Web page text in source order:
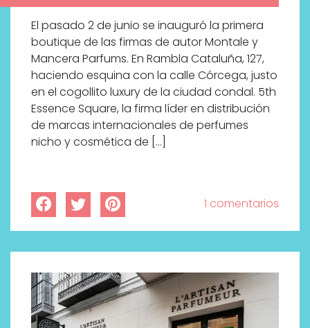
El pasado 2 de junio se inauguró la primera
boutique de las firmas de autor Montale y
Mancera Parfums. En Rambla Cataluña, 127,
haciendo esquina con la calle Córcega, justo
en el cogollito luxury de la ciudad condal. 5th
Essence Square, la firma líder en distribución
de marcas internacionales de perfumes
nicho y cosmética de […]
1 comentarios